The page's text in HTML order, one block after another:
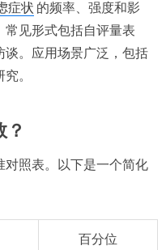
症状 的频率、强度和影
常见形式包括自评量表
谈。应用场景广泛，包括
。
对照表。以下是一个简化
百分位